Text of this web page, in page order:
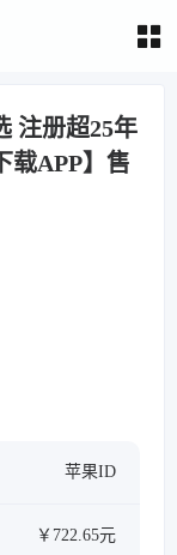
注册超25年
载APP】售
苹果ID
￥722.65元